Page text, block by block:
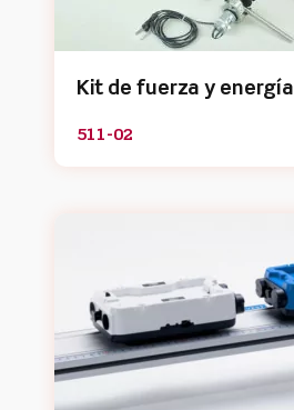
Kit de fuerza y energía
511-02